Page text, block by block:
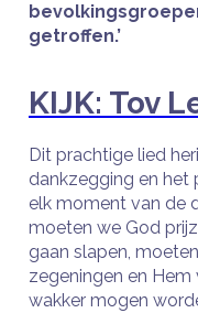
getroffen.’
KIJK: Tov
Dit prachtige lied
dankzegging en het
elk moment van de
moeten we God
gaan slapen,
zegeningen en
wakker mogen